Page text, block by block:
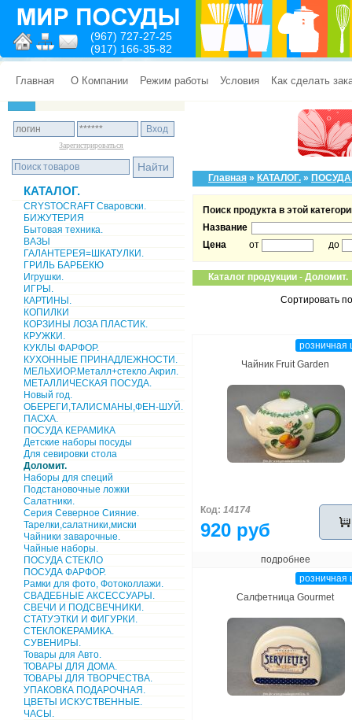
(967) 727-27-25
(917) 166-35-82
Главная О Компании Режим работы Условия Как сделать
Зарегистрироваться
КАТАЛОГ.
CRYSTOCRAFT Сваровски.
БИЖУТЕРИЯ
Бытовая техника.
ВАЗЫ
ГАЛАНТЕРЕЯ=ШКАТУЛКИ.
ГРИЛЬ БАРБЕКЮ
Игрушки.
ИГРЫ.
КАРТИНЫ.
КОПИЛКИ
КОРЗИНЫ ЛОЗА ПЛАСТИК.
КРУЖКИ.
КУКЛЫ ФАРФОР.
КУХОННЫЕ ПРИНАДЛЕЖНОСТИ.
МЕЛЬХИОР.Металл+стекло.Акрил.
МЕТАЛЛИЧЕСКАЯ ПОСУДА.
Новый год.
ОБЕРЕГИ,ТАЛИСМАНЫ,ФЕН-ШУЙ.
ПАСХА.
ПОСУДА КЕРАМИКА
Детские наборы посуды
Для севировки стола
Доломит.
Наборы для специй
Подстановочные ложки
Салатники.
Серия Северное Сияние.
Тарелки,салатники,миски
Чайники заварочные.
Чайные наборы.
ПОСУДА СТЕКЛО
ПОСУДА ФАРФОР.
Рамки для фото, Фотоколлажи.
СВАДЕБНЫЕ АКСЕССУАРЫ.
СВЕЧИ И ПОДСВЕЧНИКИ.
СТАТУЭТКИ И ФИГУРКИ.
СТЕКЛОКЕРАМИКА.
СУВЕНИРЫ.
Товары для Авто.
ТОВАРЫ ДЛЯ ДОМА.
ТОВАРЫ ДЛЯ ТВОРЧЕСТВА.
УПАКОВКА ПОДАРОЧНАЯ.
ЦВЕТЫ ИСКУСТВЕННЫЕ.
ЧАСЫ.
Главная » КАТАЛОГ. »
Поиск продукта в этой
Название
Цена
от до
Каталог продукции - Доломит.
Сортировать
розничная
Чайник Fruit Garden
Код: 14174
920 руб
подробнее
розничная
Салфетница Gourmet